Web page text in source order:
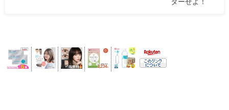
ターせよ！